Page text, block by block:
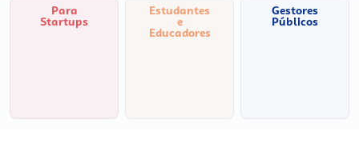
Para
Startups
Estudantes
e
Educadores
Gestores
Públicos